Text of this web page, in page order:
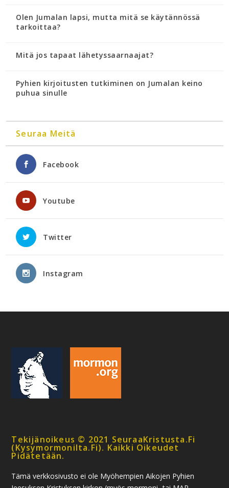
Olen Jumalan lapsi, mutta mitä se käytännössä
tarkoittaa?
Mitä jos tapaat lähetyssaarnaajat?
Pyhien kirjoitusten tutkiminen on Jumalan keino
puhua sinulle
Seuraa Meitä
Facebook
Youtube
Twitter
Instagram
Tekijänoikeus © 2021 SeuraaKristusta.fi
(kysymormonilta.fi). Kaikki Oikeudet
Pidätetään.
Tämä verkkosivusto ei ole Myöhempien Aikojen Pyhien